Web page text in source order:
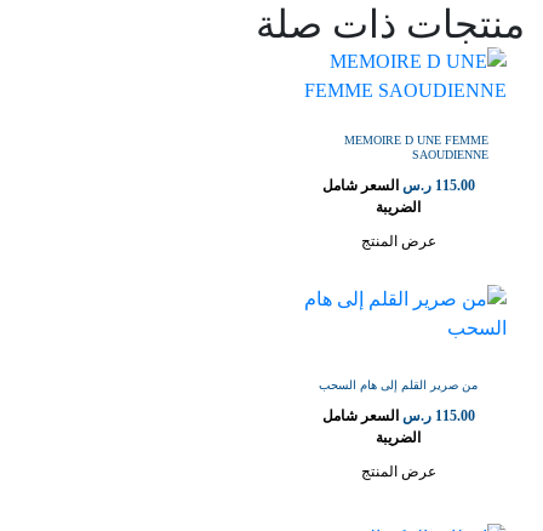
منتجات ذات صلة
MEMOIRE D UNE FEMME
SAOUDIENNE
115.00 ر.س السعر شامل
الضريبة
عرض المنتج
من صرير القلم إلى هام السحب
115.00 ر.س السعر شامل
الضريبة
عرض المنتج